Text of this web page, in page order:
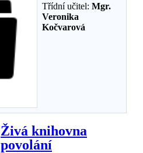
Třídní učitel: Mgr.
Veronika
Kočvarová
Živá knihovna
povolání